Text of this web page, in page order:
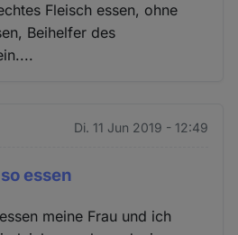
Fleisch essen, ohne
Beihelfer des
Di. 11 Jun 2019 - 12:49
essen
meine Frau und ich